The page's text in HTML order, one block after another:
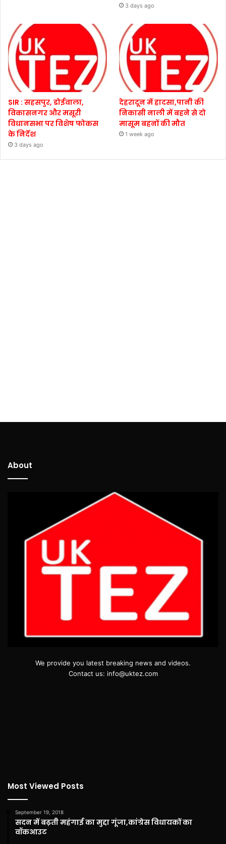
3 days ago
SIR : सहसपुर, डोईवाला,
विकासनगर और मसूरी
विधानसभा पर विशेष फोकस
के निर्देश
3 days ago
देहरादून में हादसा,पानी की
निकासी नाली में बहने से दो
मासूम बहनों की मौत
1 week ago
About
We provide you latest breaking news and videos.
Contact us: info@uktez.com
Most Viewed Posts
September 19, 2018
सदन में बढ़ती महंगाई का मुद्दा गूंजा,कांग्रेस विधायकों का
वॉकआउट